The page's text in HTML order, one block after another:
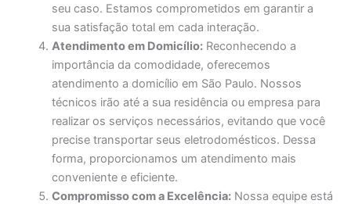
seu caso. Estamos comprometidos em garantir a
sua satisfação total em cada interação.
Atendimento em Domicílio: Reconhecendo a
importância da comodidade, oferecemos
atendimento a domicílio em São Paulo. Nossos
técnicos irão até a sua residência ou empresa para
realizar os serviços necessários, evitando que você
precise transportar seus eletrodomésticos. Dessa
forma, proporcionamos um atendimento mais
conveniente e eficiente.
Compromisso com a Excelência: Nossa equipe está